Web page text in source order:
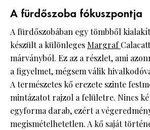
A fürdőszoba fókuszpontja
A fürdőszobában egy tömbből
készült a különleges Margraf
márványból. Ez az a részlet, ami
a figyelmet, mégsem válik
A természetes kő erezete szinte
mintázatot rajzol a felületre. Nincs
egyforma darab, ezért a
megismételhetetlen. A kő saját